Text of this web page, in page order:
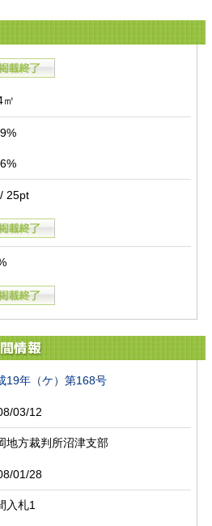
㎡
25pt
情報
19年（ケ）第168号
03/12
地方裁判所沼津支部
01/28
入札1